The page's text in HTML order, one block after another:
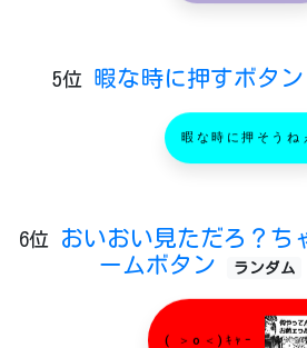
5位 暇な時に押すボタン
暇な時に押そうね
6位
おいおい見ただろ？ち
ームボタン
ランダム
( ＞o＜)ｷｬｰ